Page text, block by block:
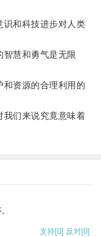
和科技进步对人类
慧和勇气是无限
资源的合理利用的
们来说究竟意味着
支持[0] 反对[0]